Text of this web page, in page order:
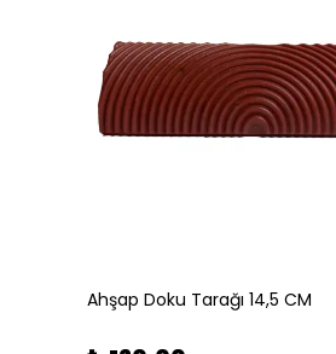
Ahşap Doku Tarağı 14,5 CM